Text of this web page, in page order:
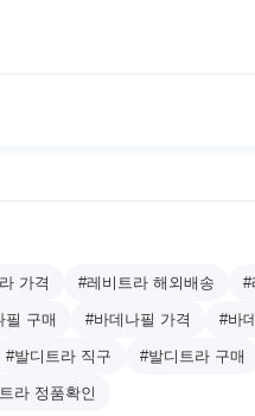
가격 #레비트라 해외배송 #
필 구매 #바데나필 가격 #바
#발디트라 직구 #발디트라 구매
라 정품확인